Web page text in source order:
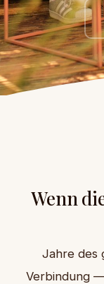
Wenn
Jahre des
Verbindung